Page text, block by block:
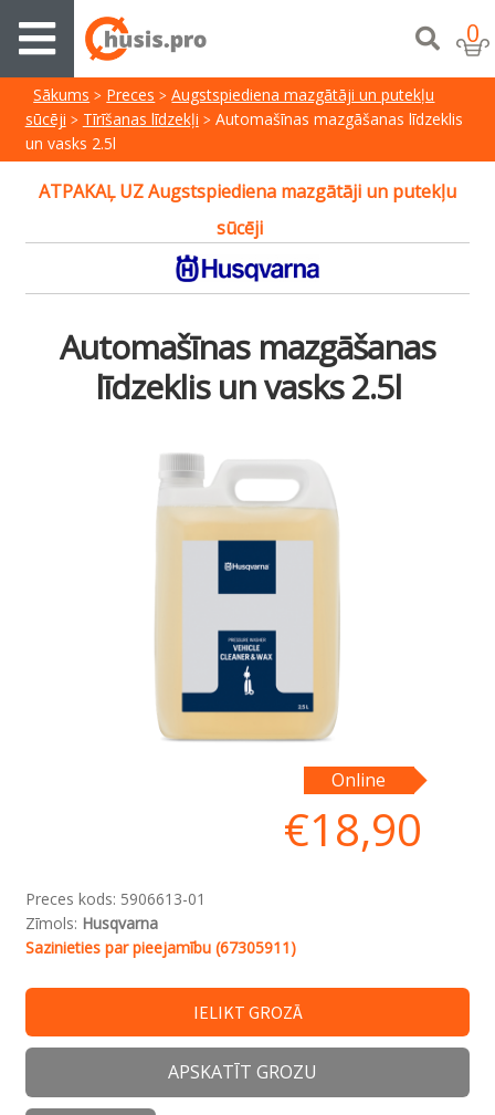
0
Sākums Preces
Augstspiediena mazgātāji un putekļu
sūcēji
Tīrīšanas līdzekļi
Automašīnas mazgāšanas līdzeklis
un vasks 2.5l
ATPAKAĻ UZ Augstspiediena mazgātāji un putekļu
sūcēji
Automašīnas mazgāšanas
līdzeklis un vasks 2.5l
Online
€18,90
Preces kods: 5906613-01
Zīmols: Husqvarna
Sazinieties par pieejamību (67305911)
IELIKT GROZĀ
APSKATĪT GROZU